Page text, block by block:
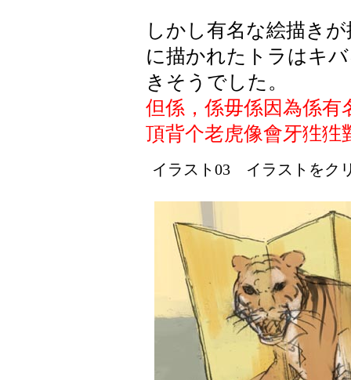
しかし有名な絵描き
に描かれたトラはキ
きそうでした。
但係，係毋係因為係有
頂背个老虎像會牙狌狌
イラスト03 イラストをク